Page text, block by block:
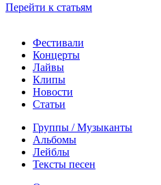
Перейти к статьям
Фестивали
Концерты
Лайвы
Клипы
Новости
Статьи
Группы / Музыканты
Альбомы
Лейблы
Тексты песен